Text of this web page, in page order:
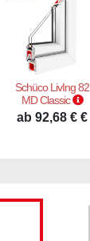
Schüco LivIng 82
MD Classic
ab 92,68 € €